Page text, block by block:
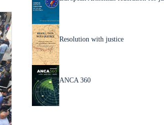
Resolution with justice
ANCA 360